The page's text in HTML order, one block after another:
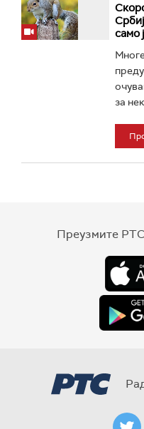
само
за
Преузмите